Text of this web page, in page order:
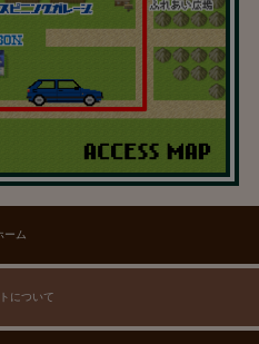
ーム
について